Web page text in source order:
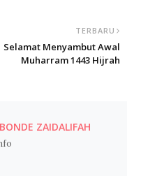
TERBARU
Selamat Menyambut Awal
Muharram 1443 Hijrah
BONDE ZAIDALIFAH